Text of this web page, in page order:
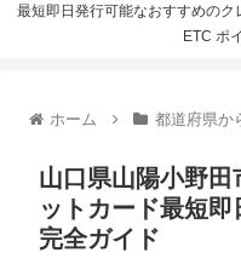
最短即日発行可能なおすすめの
ETC ポ
ホーム 都道府県か
山口県山陽小野
ットカード最短
完全ガイド